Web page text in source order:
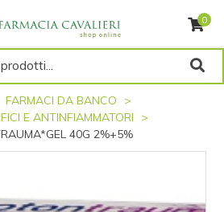
0
FARMACI DA BANCO
E ANTINFIAMMATORI
40G 2%+5%